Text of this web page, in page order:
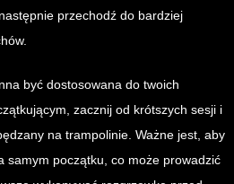
przechodź do bardziej
być dostosowana do twoich
zacznij od krótszych sesji i
na trampolinie. Ważne jest, aby
samym początku, co może prowadzić